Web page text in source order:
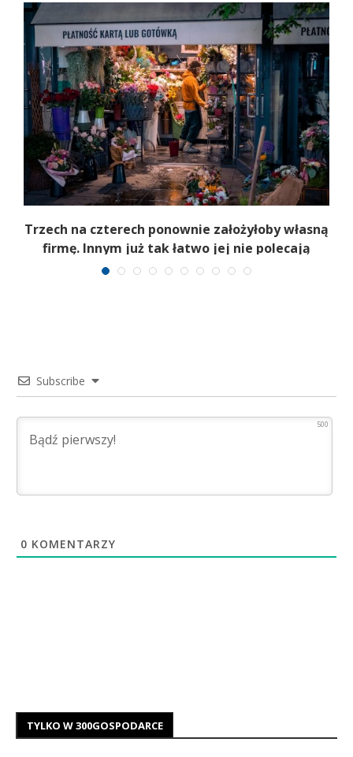
Trzech na czterech ponownie założyłoby własną
firmę. Innym już tak łatwo jej nie polecają
Subscribe
500
0 KOMENTARZY
TYLKO W 300GOSPODARCE